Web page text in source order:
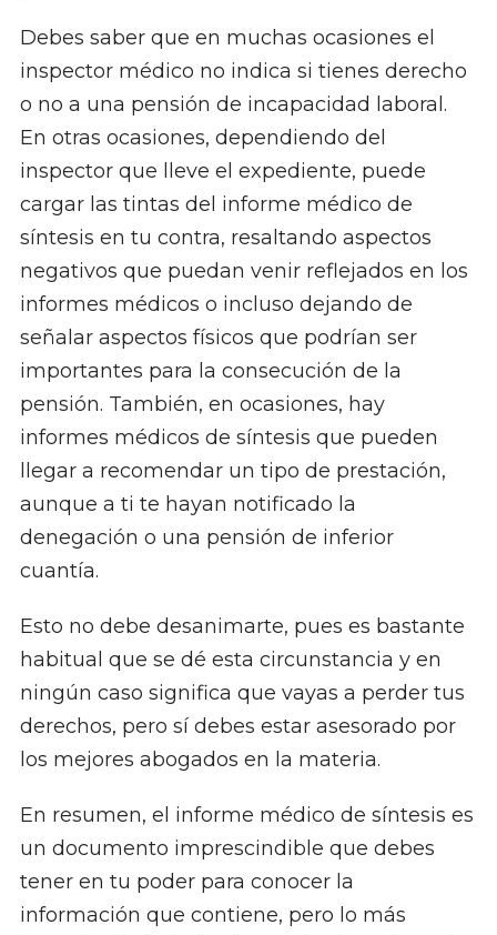
Debes saber que en muchas ocasiones el
inspector médico no indica si tienes derecho
o no a una pensión de incapacidad laboral.
En otras ocasiones, dependiendo del
inspector que lleve el expediente, puede
cargar las tintas del informe médico de
síntesis en tu contra, resaltando aspectos
negativos que puedan venir reflejados en los
informes médicos o incluso dejando de
señalar aspectos físicos que podrían ser
importantes para la consecución de la
pensión. También, en ocasiones, hay
informes médicos de síntesis que pueden
llegar a recomendar un tipo de prestación,
aunque a ti te hayan notificado la
denegación o una pensión de inferior
cuantía.
Esto no debe desanimarte, pues es bastante
habitual que se dé esta circunstancia y en
ningún caso significa que vayas a perder tus
derechos, pero sí debes estar asesorado por
los mejores abogados en la materia.
En resumen, el informe médico de síntesis es
un documento imprescindible que debes
tener en tu poder para conocer la
información que contiene, pero lo más